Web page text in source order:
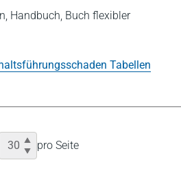
Handbuch, Buch flexibler
Tabellen
pro Seite